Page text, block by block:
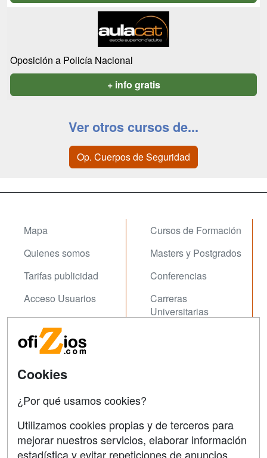
Oposición a Policía Nacional
+ info gratis
Ver otros cursos de...
Op. Cuerpos de Seguridad
Mapa
Quienes somos
Tarifas publicidad
Acceso Usuarios
Acceso Centros
Cursos de Formación
Masters y Postgrados
Conferencias
Carreras
Universitarias
Contactar
Copyleft
Cookies
¿Por qué usamos cookies?
Utilizamos cookies propias y de terceros para
mejorar nuestros servicios, elaborar información
estadística y evitar repeticiones de anuncios